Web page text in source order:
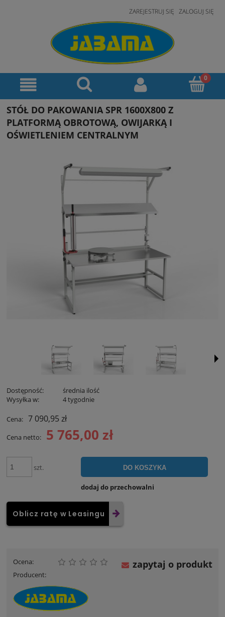
ZAREJESTRUJ SIĘ ZALOGUJ SIĘ
STÓŁ DO PAKOWANIA SPR 1600X800 Z
PLATFORMĄ OBROTOWĄ, OWIJARKĄ I
OŚWIETLENIEM CENTRALNYM
Dostępność:
średnia ilość
Wysyłka w:
4 tygodnie
Cena: 7 090,95 zł
Cena netto: 5 765,00 zł
szt. DO KOSZYKA
dodaj do przechowalni
Oblicz ratę w Leasingu
Ocena:
Producent:
zapytaj o produkt